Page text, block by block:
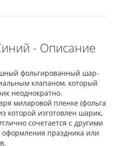
- Описание
фольгированный шар-
клапаном, который
неоднократно.
миларовой пленке (фольга
которой изготовлен шарик,
сочетается с другими
оформления праздника или